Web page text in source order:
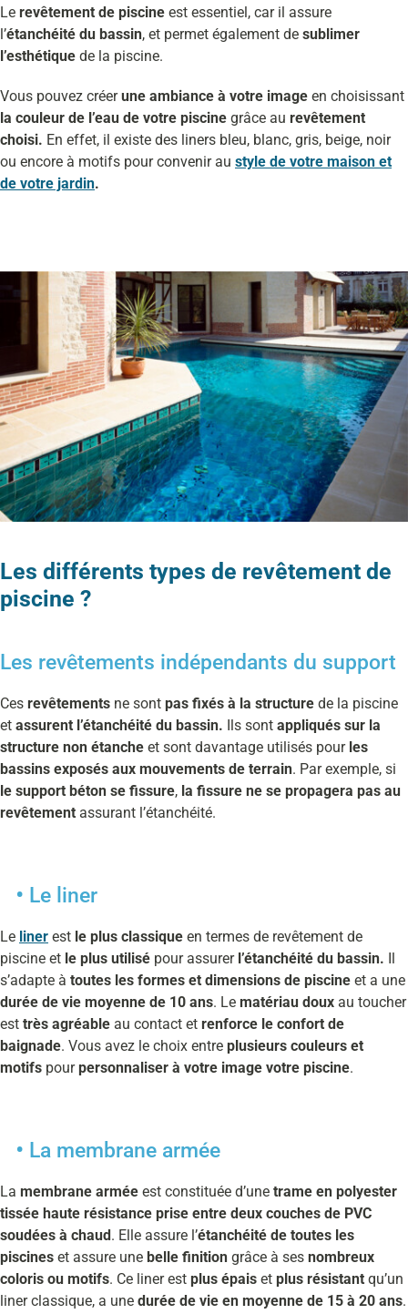
Le revêtement de piscine est essentiel, car il assure
l’étanchéité du bassin, et permet également de sublimer
l’esthétique de la piscine.
Vous pouvez créerune ambiance à votre image en choisissant
la couleur de l’eau de votre piscine grâce au revêtement
choisi. En effet, il existe des liners bleu, blanc, gris, beige, noir
ou encore à motifs pour convenir au style de votre maison et
de votre jardin.
Les différents types de revêtement de
piscine ?
Les revêtements indépendants du support
Ces revêtements ne sont pas fixés à la structure de la piscine
et assurent l’étanchéité du bassin. Ils sont appliqués sur la
structure non étanche et sont davantage utilisés pour les
bassins exposés aux mouvements de terrain. Par exemple, si
le support béton se fissure, la fissure ne se propagera pas au
revêtement assurant l’étanchéité.
Le liner
Le liner est le plus classique en termes de revêtement de
piscine et le plus utilisé pour assurer l’étanchéité du bassin. Il
s’adapte à toutes les formes et dimensions de piscine et a une
durée de vie moyenne de 10 ans. Le matériau doux au toucher
est très agréable au contact et renforce le confort de
baignade. Vous avez le choix entre plusieurs couleurs et
motifs pourpersonnaliser à votre image votre piscine.
La membrane armée
La membrane armée est constituée d’une trame en polyester
tissée haute résistance prise entre deux couches de PVC
soudées à chaud. Elle assure l’étanchéité de toutes les
piscines et assure une belle finition grâce à ses nombreux
coloris ou motifs. Ce liner est plus épais et plus résistant qu’un
liner classique, a une durée de vie en moyenne de 15 à 20 ans.